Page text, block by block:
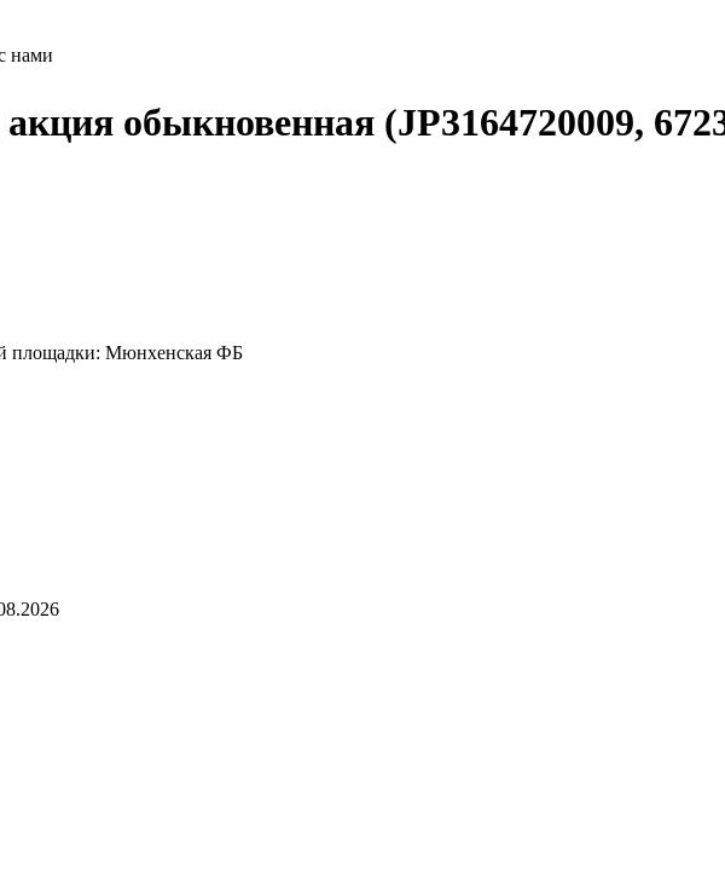
нами
акция обыкновенная (JP3164720009,
площадки: Мюнхенская ФБ